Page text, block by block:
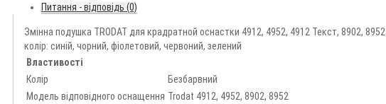
Питання - відповідь (0)
Змінна подушка TRODAT для крадратной оснастки 4912, 4952, 4912 Текст, 8902, 8952
колір: синій, чорний, фіолетовий, червоний, зелений
Властивості
Колір
Безбарвний
Модель відповідного оснащення Trodat 4912, 4952, 8902, 8952